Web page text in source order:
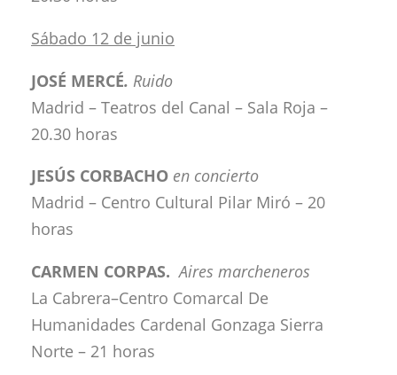
Sábado 12 de junio
JOSÉ MERCÉ. Ruido
Madrid – Teatros del Canal – Sala Roja –
20.30 horas
JESÚS CORBACHO en concierto
Madrid – Centro Cultural Pilar Miró – 20
horas
CARMEN CORPAS.Aires marcheneros
La Cabrera–Centro Comarcal De
Humanidades Cardenal Gonzaga Sierra
Norte – 21 horas